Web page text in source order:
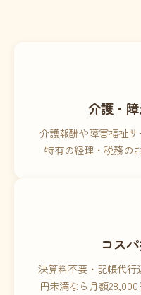
介護・
介護報酬や障害福祉
特有の経理・税務の
コス
決算料不要・記帳代行
円未満なら月額